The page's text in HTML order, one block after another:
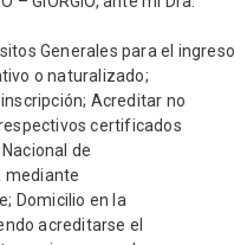
Generales para el ingreso
o naturalizado;
Acreditar no
certificados
de
mediante
Domicilio en la
acreditarse el